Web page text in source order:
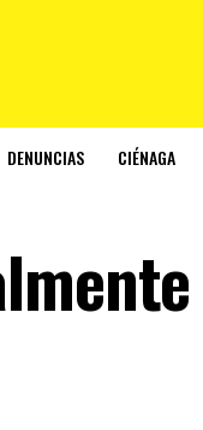
DENUNCIAS CIÉNAGA